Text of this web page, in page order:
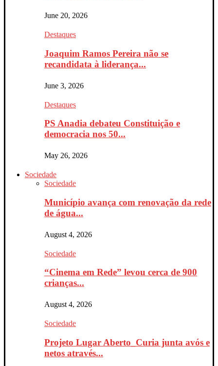
June 20, 2026
Destaques
Joaquim Ramos Pereira não se
recandidata à liderança...
June 3, 2026
Destaques
PS Anadia debateu Constituição e
democracia nos 50...
May 26, 2026
Sociedade
Sociedade
Município avança com renovação da rede
de água...
August 4, 2026
Sociedade
“Cinema em Rede” levou cerca de 900
crianças...
August 4, 2026
Sociedade
Projeto Lugar Aberto_Curia junta avós e
netos através...